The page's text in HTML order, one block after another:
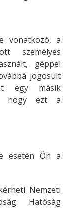
vonatkozó, a
személyes
géppel
jogosult
egy másik
hogy ezt a
esetén Ön a
Nemzeti
Hatóság